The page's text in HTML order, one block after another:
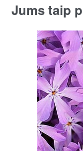
Jums taip